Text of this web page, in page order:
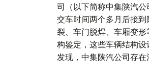
司（以下简称中集陕汽
交车时间两个多月后接
裂、车门脱焊、车厢变
构鉴定，这些车辆结构
发现，中集陕汽公司存